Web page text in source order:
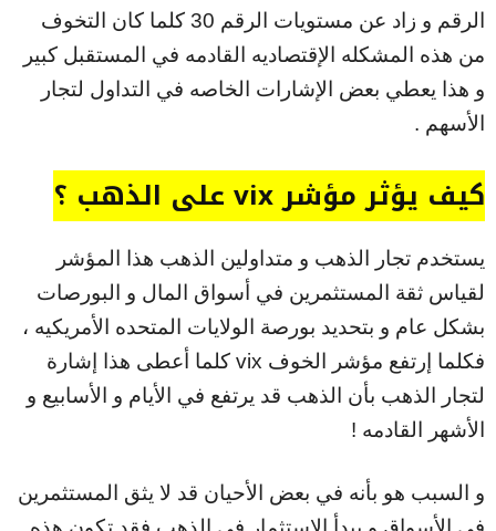
الرقم و زاد عن مستويات الرقم 30 كلما كان التخوف
من هذه المشكله الإقتصاديه القادمه في المستقبل كبير
و هذا يعطي بعض الإشارات الخاصه في التداول لتجار
الأسهم .
كيف يؤثر مؤشر vix على الذهب ؟
يستخدم تجار الذهب و متداولين الذهب هذا المؤشر
لقياس ثقة المستثمرين في أسواق المال و البورصات
بشكل عام و بتحديد بورصة الولايات المتحده الأمريكيه ،
فكلما إرتفع مؤشر الخوف vix كلما أعطى هذا إشارة
لتجار الذهب بأن الذهب قد يرتفع في الأيام و الأسابيع و
الأشهر القادمه !
و السبب هو بأنه في بعض الأحيان قد لا يثق المستثمرين